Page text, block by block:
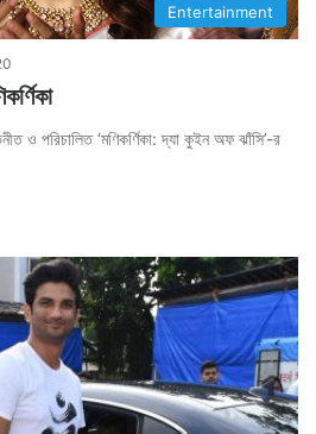
Entertainment
ও পরিচালিত ‘মণিকর্ণিকা: দ্যা কুইন অফ ঝাঁসি’-র